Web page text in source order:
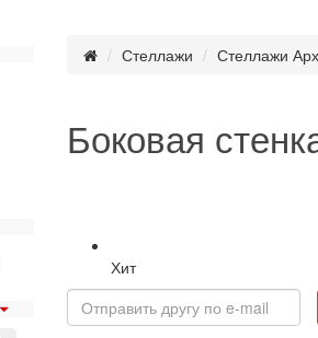
Стеллажи Стеллажи
Боковая
Хит